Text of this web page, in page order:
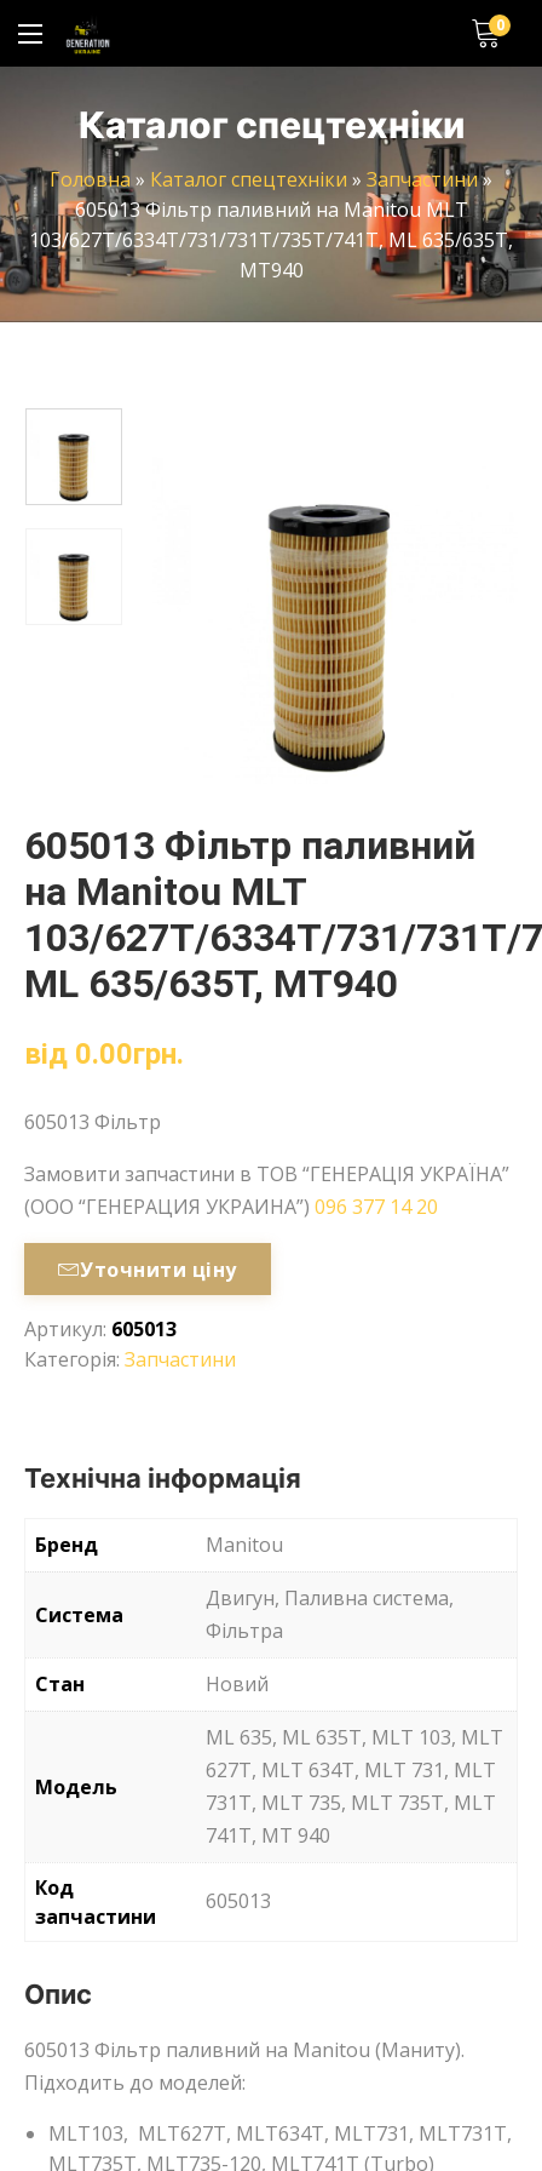
0
Каталог спецтехніки
Головна » Каталог спецтехніки » Запчастини»
605013 Фільтр паливний на Manitou MLT
103/627T/6334T/731/731T/735T/741T, ML 635/635T,
MT940
605013 Фільтр паливний
на Manitou MLT
103/627T/6334T/731/731T/
ML 635/635T, MT940
від 0.00грн.
605013 Фільтр
Замовити запчастини в ТОВ “ГЕНЕРАЦІЯ УКРАЇНА”
(ООО “ГЕНЕРАЦИЯ УКРАИНА”) 096 377 14 20
Уточнити ціну
Артикул: 605013
Категорія: Запчастини
Технічна інформація
Бренд Manitou
Система
Двигун, Паливна система,
Фільтра
Стан
Новий
Модель
ML 635, ML 635T, MLT 103, MLT
627T, MLT 634T, MLT 731, MLT
731T, MLT 735, MLT 735T, MLT
741T, MT 940
Код
запчастини
605013
Опис
605013 Фільтр паливний на Manitou (Маниту).
Підходить до моделей:
MLT103, MLT627T, MLT634T, MLT731, MLT731T,
MLT735T, MLT735-120, MLT741T (Turbo)